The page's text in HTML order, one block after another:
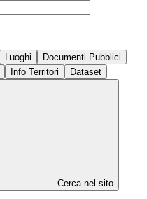
Luoghi
Documenti Pubblici
Info Territori Dataset
Cerca nel sito